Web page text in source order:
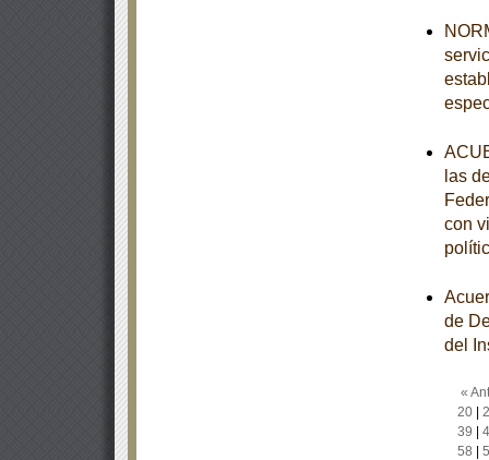
las
con
de
del
«
20|
39
58